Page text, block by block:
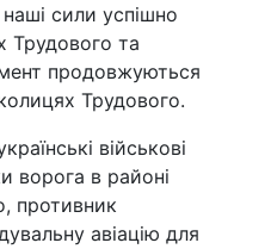
сили успішно
Трудового та
продовжуються
Трудового.
військові
ворога в районі
противник
авіацію для